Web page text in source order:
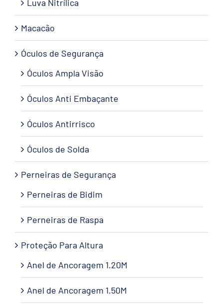
Luva Nitrílica
Macacão
Óculos de Segurança
Óculos Ampla Visão
Óculos Anti Embaçante
Óculos Antirrisco
Óculos de Solda
Perneiras de Segurança
Perneiras de Bidim
Perneiras de Raspa
Proteção Para Altura
Anel de Ancoragem 1.20M
Anel de Ancoragem 1.50M